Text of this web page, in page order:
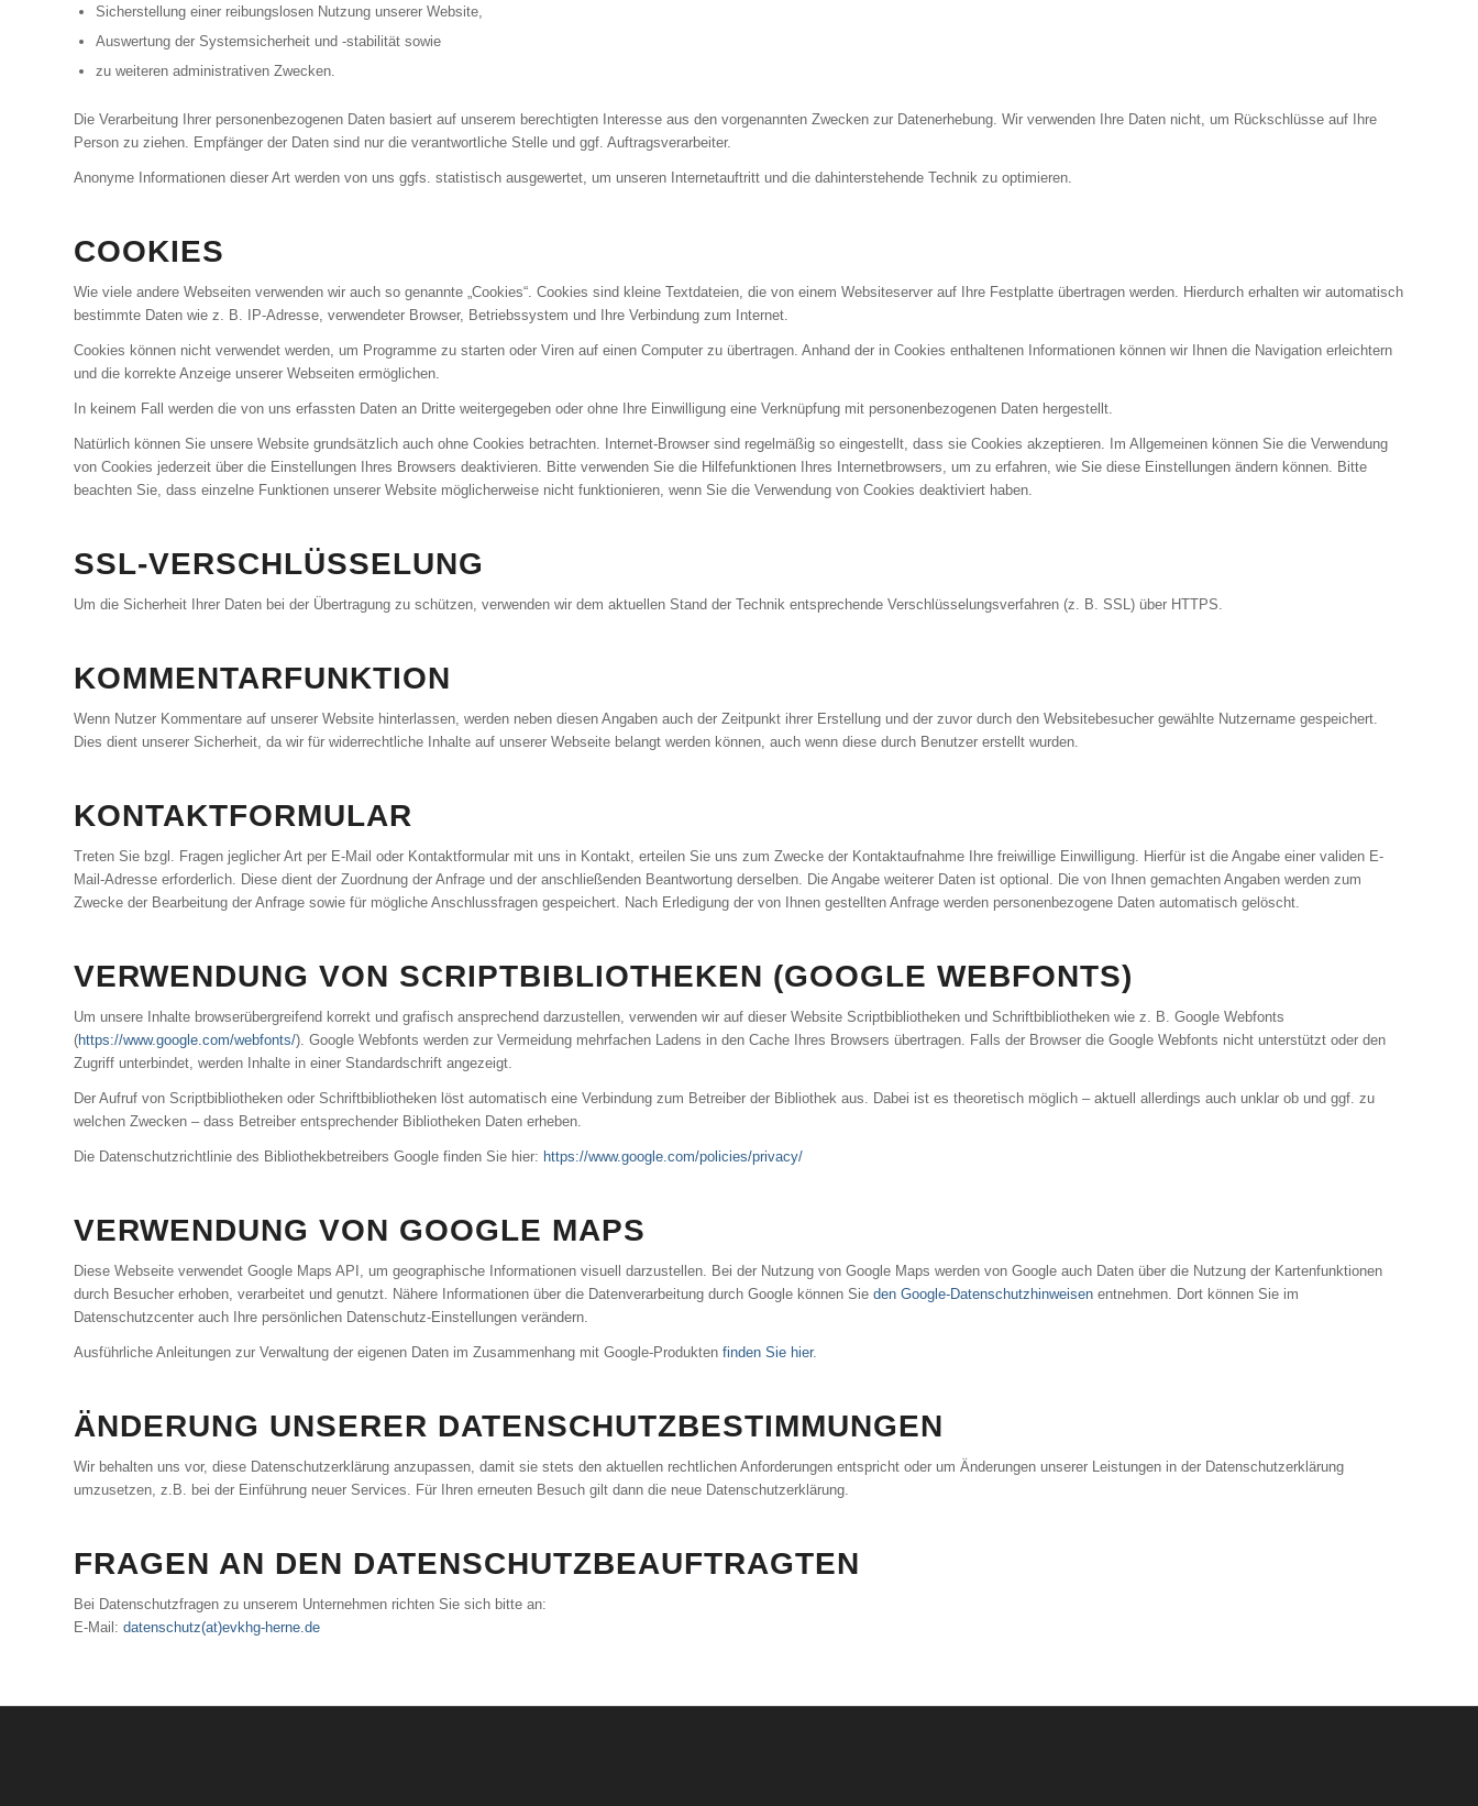
Sicherstellung einer reibungslosen Nutzung unserer Website,
Auswertung der Systemsicherheit und -stabilität sowie
zu weiteren administrativen Zwecken.
Die Verarbeitung Ihrer personenbezogenen Daten basiert auf unserem berechtigten Interesse aus den vorgenannten Zwecken zur Datenerhebung. Wir verwenden Ihre Daten nicht, um Rückschlüsse auf Ihre
Person zu ziehen. Empfänger der Daten sind nur die verantwortliche Stelle und ggf. Auftragsverarbeiter.
Anonyme Informationen dieser Art werden von uns ggfs. statistisch ausgewertet, um unseren Internetauftritt und die dahinterstehende Technik zu optimieren.
COOKIES
Wie viele andere Webseiten verwenden wir auch so genannte „Cookies“. Cookies sind kleine Textdateien, die von einem Websiteserver auf Ihre Festplatte übertragen werden. Hierdurch erhalten wir automatisch
bestimmte Daten wie z. B. IP-Adresse, verwendeter Browser, Betriebssystem und Ihre Verbindung zum Internet.
Cookies können nicht verwendet werden, um Programme zu starten oder Viren auf einen Computer zu übertragen. Anhand der in Cookies enthaltenen Informationen können wir Ihnen die Navigation erleichtern
und die korrekte Anzeige unserer Webseiten ermöglichen.
In keinem Fall werden die von uns erfassten Daten an Dritte weitergegeben oder ohne Ihre Einwilligung eine Verknüpfung mit personenbezogenen Daten hergestellt.
Natürlich können Sie unsere Website grundsätzlich auch ohne Cookies betrachten. Internet-Browser sind regelmäßig so eingestellt, dass sie Cookies akzeptieren. Im Allgemeinen können Sie die Verwendung
von Cookies jederzeit über die Einstellungen Ihres Browsers deaktivieren. Bitte verwenden Sie die Hilfefunktionen Ihres Internetbrowsers, um zu erfahren, wie Sie diese Einstellungen ändern können. Bitte
beachten Sie, dass einzelne Funktionen unserer Website möglicherweise nicht funktionieren, wenn Sie die Verwendung von Cookies deaktiviert haben.
SSL-VERSCHLÜSSELUNG
Um die Sicherheit Ihrer Daten bei der Übertragung zu schützen, verwenden wir dem aktuellen Stand der Technik entsprechende Verschlüsselungsverfahren (z. B. SSL) über HTTPS.
KOMMENTARFUNKTION
Wenn Nutzer Kommentare auf unserer Website hinterlassen, werden neben diesen Angaben auch der Zeitpunkt ihrer Erstellung und der zuvor durch den Websitebesucher gewählte Nutzername gespeichert.
Dies dient unserer Sicherheit, da wir für widerrechtliche Inhalte auf unserer Webseite belangt werden können, auch wenn diese durch Benutzer erstellt wurden.
KONTAKTFORMULAR
Treten Sie bzgl. Fragen jeglicher Art per E-Mail oder Kontaktformular mit uns in Kontakt, erteilen Sie uns zum Zwecke der Kontaktaufnahme Ihre freiwillige Einwilligung. Hierfür ist die Angabe einer validen E-
Mail-Adresse erforderlich. Diese dient der Zuordnung der Anfrage und der anschließenden Beantwortung derselben. Die Angabe weiterer Daten ist optional. Die von Ihnen gemachten Angaben werden zum
Zwecke der Bearbeitung der Anfrage sowie für mögliche Anschlussfragen gespeichert. Nach Erledigung der von Ihnen gestellten Anfrage werden personenbezogene Daten automatisch gelöscht.
VERWENDUNG VON SCRIPTBIBLIOTHEKEN (GOOGLE WEBFONTS)
Um unsere Inhalte browserübergreifend korrekt und grafisch ansprechend darzustellen, verwenden wir auf dieser Website Scriptbibliotheken und Schriftbibliotheken wie z. B. Google Webfonts
(https://www.google.com/webfonts/). Google Webfonts werden zur Vermeidung mehrfachen Ladens in den Cache Ihres Browsers übertragen. Falls der Browser die Google Webfonts nicht unterstützt oder den
Zugriff unterbindet, werden Inhalte in einer Standardschrift angezeigt.
Der Aufruf von Scriptbibliotheken oder Schriftbibliotheken löst automatisch eine Verbindung zum Betreiber der Bibliothek aus. Dabei ist es theoretisch möglich – aktuell allerdings auch unklar ob und ggf. zu
welchen Zwecken – dass Betreiber entsprechender Bibliotheken Daten erheben.
Die Datenschutzrichtlinie des Bibliothekbetreibers Google finden Sie hier: https://www.google.com/policies/privacy/
VERWENDUNG VON GOOGLE MAPS
Diese Webseite verwendet Google Maps API, um geographische Informationen visuell darzustellen. Bei der Nutzung von Google Maps werden von Google auch Daten über die Nutzung der Kartenfunktionen
durch Besucher erhoben, verarbeitet und genutzt. Nähere Informationen über die Datenverarbeitung durch Google können Sie den Google-Datenschutzhinweisen entnehmen. Dort können Sie im
Datenschutzcenter auch Ihre persönlichen Datenschutz-Einstellungen verändern.
Ausführliche Anleitungen zur Verwaltung der eigenen Daten im Zusammenhang mit Google-Produkten finden Sie hier.
ÄNDERUNG UNSERER DATENSCHUTZBESTIMMUNGEN
Wir behalten uns vor, diese Datenschutzerklärung anzupassen, damit sie stets den aktuellen rechtlichen Anforderungen entspricht oder um Änderungen unserer Leistungen in der Datenschutzerklärung
umzusetzen, z.B. bei der Einführung neuer Services. Für Ihren erneuten Besuch gilt dann die neue Datenschutzerklärung.
FRAGEN AN DEN DATENSCHUTZBEAUFTRAGTEN
Bei Datenschutzfragen zu unserem Unternehmen richten Sie sich bitte an:
E-Mail: datenschutz(at)evkhg-herne.de